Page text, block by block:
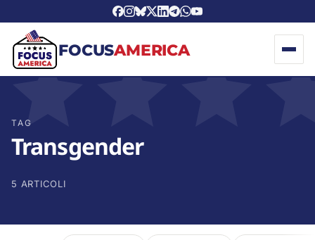
FOCUSAMERICA
TAG
Transgender
5 ARTICOLI